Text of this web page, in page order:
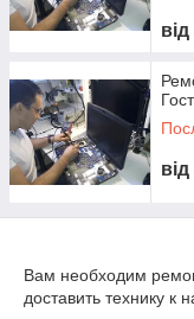
від
від
Вам необходим
доставить технику к